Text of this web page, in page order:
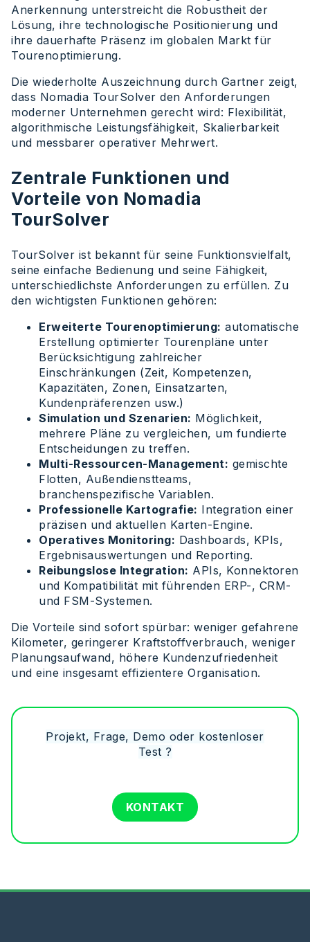
Anerkennung unterstreicht die Robustheit der
Lösung, ihre technologische Positionierung und
ihre dauerhafte Präsenz im globalen Markt für
Tourenoptimierung.
Die wiederholte Auszeichnung durch Gartner zeigt,
dass Nomadia TourSolver den Anforderungen
moderner Unternehmen gerecht wird: Flexibilität,
algorithmische Leistungsfähigkeit, Skalierbarkeit
und messbarer operativer Mehrwert.
Zentrale Funktionen und
Vorteile von Nomadia
TourSolver
TourSolver ist bekannt für seine Funktionsvielfalt,
seine einfache Bedienung und seine Fähigkeit,
unterschiedlichste Anforderungen zu erfüllen. Zu
den wichtigsten Funktionen gehören:
Erweiterte Tourenoptimierung: automatische
Erstellung optimierter Tourenpläne unter
Berücksichtigung zahlreicher
Einschränkungen (Zeit, Kompetenzen,
Kapazitäten, Zonen, Einsatzarten,
Kundenpräferenzen usw.)
Simulation und Szenarien: Möglichkeit,
mehrere Pläne zu vergleichen, um fundierte
Entscheidungen zu treffen.
Multi-Ressourcen-Management: gemischte
Flotten, Außendienstteams,
branchenspezifische Variablen.
Professionelle Kartografie: Integration einer
präzisen und aktuellen Karten-Engine.
Operatives Monitoring: Dashboards, KPIs,
Ergebnisauswertungen und Reporting.
Reibungslose Integration: APIs, Konnektoren
und Kompatibilität mit führenden ERP-, CRM-
und FSM-Systemen.
Die Vorteile sind sofort spürbar: weniger gefahrene
Kilometer, geringerer Kraftstoffverbrauch, weniger
Planungsaufwand, höhere Kundenzufriedenheit
und eine insgesamt effizientere Organisation.
Projekt, Frage, Demo oder kostenloser
Test ?
KONTAKT